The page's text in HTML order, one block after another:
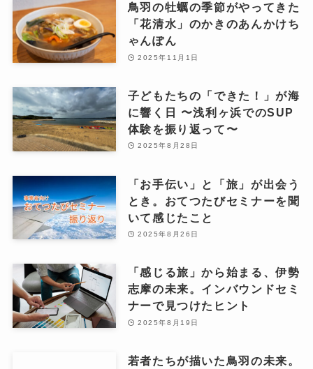
鳥羽の牡蠣の季節がやってきた
「花清水」のかきのあんかけち
ゃんぽん
2025年11月1日
子どもたちの「できた！」が海
に響く日 〜浅利ヶ浜でのSUP
体験を振り返って〜
2025年8月28日
「お手伝い」と「旅」が出会う
とき。おてつたびセミナーを聞
いて感じたこと
2025年8月26日
「感じる旅」から始まる、伊勢
志摩の未来。インバウンドセミ
ナーで見つけたヒント
2025年8月19日
若者たちが描いた鳥羽の未来。